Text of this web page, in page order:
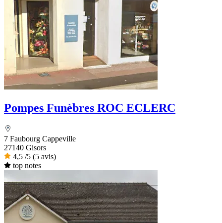
Pompes Funèbres ROC ECLERC
7 Faubourg Cappeville
27140 Gisors
4,5 /5 (5 avis)
top notes